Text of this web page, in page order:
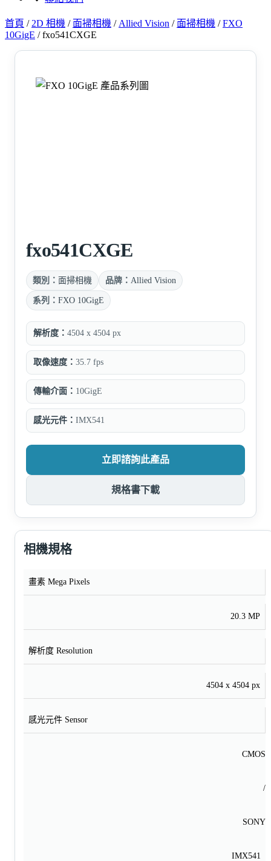
首頁 / 2D 相機 / 面掃相機 / Allied Vision / 面掃相機 /FXO
10GigE /fxo541CXGE
fxo541CXGE
類別： 面掃相機 品牌： Allied Vision
系列： FXO 10GigE
解析度： 4504 x 4504 px
取像速度： 35.7 fps
傳輸介面： 10GigE
感光元件： IMX541
立即諮詢此產品
規格書下載
相機規格
畫素 Mega Pixels
20.3 MP
解析度 Resolution
4504 x 4504 px
感光元件 Sensor
CMOS
/
SONY
IMX541